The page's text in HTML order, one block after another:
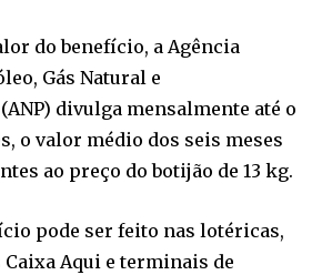
do benefício, a Agência
Gás Natural e
divulga mensalmente até o
o valor médio dos seis meses
ao preço do botijão de 13 kg.
pode ser feito nas lotéricas,
Aqui e terminais de